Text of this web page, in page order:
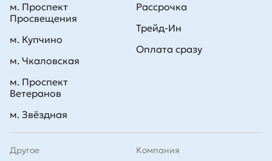
Рассрочка
Трейд-Ин
Оплата сразу
Другое Компания
м. Проспект
Просвещения
м. Купчино
м. Чкаловская
м. Проспект
Ветеранов
м. Звёздная